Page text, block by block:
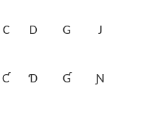
C D G J
Ƈ Ɗ Ɠ Ɲ